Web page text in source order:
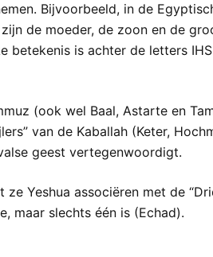
Bijvoorbeeld, in de
de moeder, de zoon en de
is achter de letters
(ook wel Baal, Astarte en
van de Kaballah (Keter,
geest vertegenwoordigt.
Yeshua associëren met de
maar slechts één is (Echad).